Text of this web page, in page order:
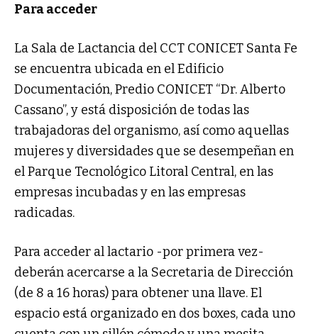
Para acceder
La Sala de Lactancia del CCT CONICET Santa Fe
se encuentra ubicada en el Edificio
Documentación, Predio CONICET “Dr. Alberto
Cassano”, y está disposición de todas las
trabajadoras del organismo, así como aquellas
mujeres y diversidades que se desempeñan en
el Parque Tecnológico Litoral Central, en las
empresas incubadas y en las empresas
radicadas.
Para acceder al lactario -por primera vez-
deberán acercarse a la Secretaria de Dirección
(de 8 a 16 horas) para obtener una llave. El
espacio está organizado en dos boxes, cada uno